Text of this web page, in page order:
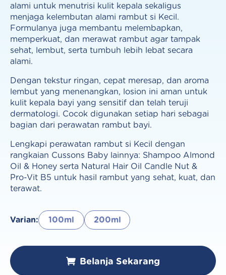
alami untuk menutrisi kulit kepala sekaligus
menjaga kelembutan alami rambut si Kecil.
Formulanya juga membantu melembapkan,
memperkuat, dan merawat rambut agar tampak
sehat, lembut, serta tumbuh lebih lebat secara
alami.
Dengan tekstur ringan, cepat meresap, dan aroma
lembut yang menenangkan, losion ini aman untuk
kulit kepala bayi yang sensitif dan telah teruji
dermatologi. Cocok digunakan setiap hari sebagai
bagian dari perawatan rambut bayi.
Lengkapi perawatan rambut si Kecil dengan
rangkaian Cussons Baby lainnya: Shampoo Almond
Oil & Honey serta Natural Hair Oil Candle Nut &
Pro-Vit B5 untuk hasil rambut yang sehat, kuat, dan
terawat.
Varian: 100ml 200ml
Belanja Sekarang